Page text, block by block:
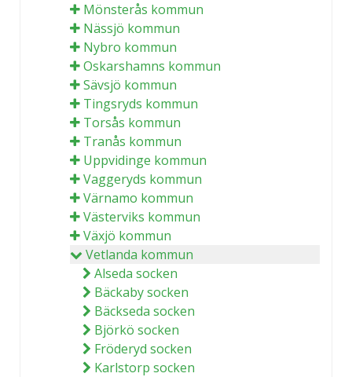
Mönsterås kommun
Nässjö kommun
Nybro kommun
Oskarshamns kommun
Sävsjö kommun
Tingsryds kommun
Torsås kommun
Tranås kommun
Uppvidinge kommun
Vaggeryds kommun
Värnamo kommun
Västerviks kommun
Växjö kommun
Vetlanda kommun
Alseda socken
Bäckaby socken
Bäckseda socken
Björkö socken
Fröderyd socken
Karlstorp socken